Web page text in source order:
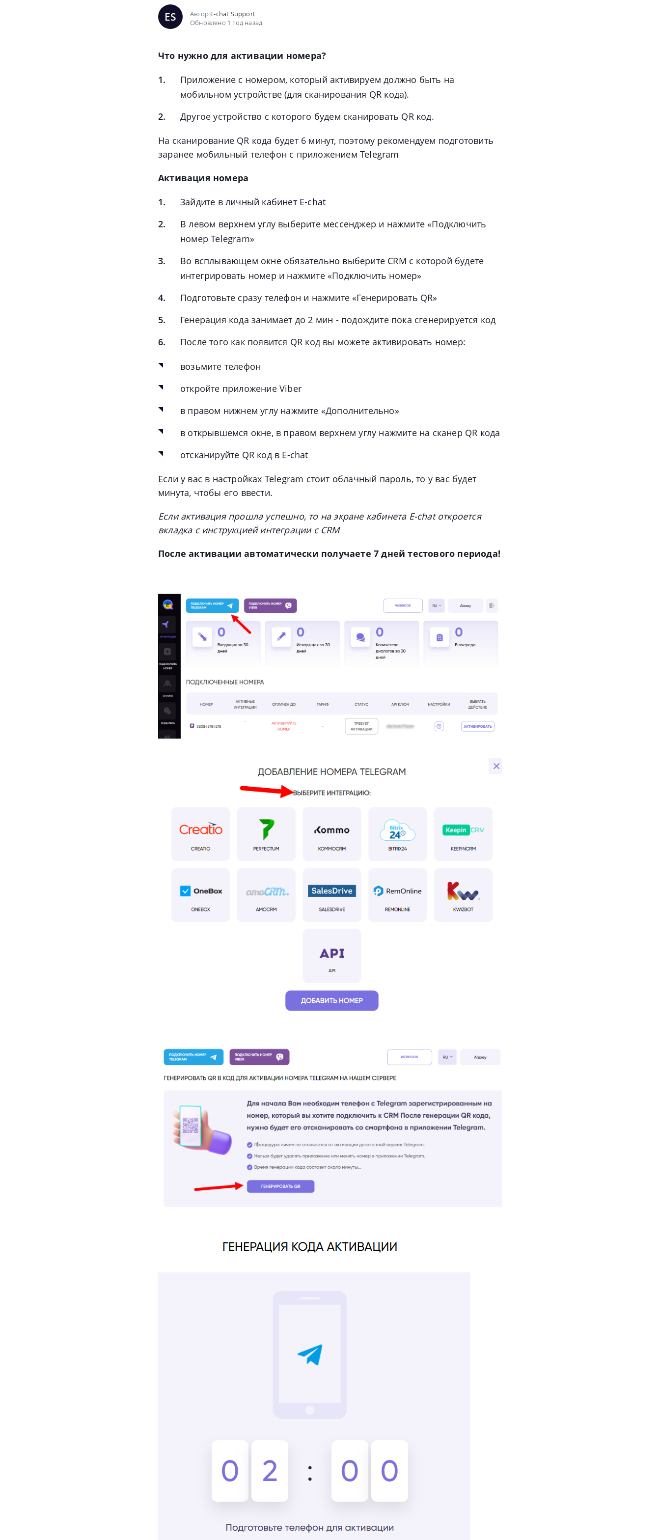
ES Автор E-chat Support
Обновлено 1 год назад
Что нужно для активации номера?
Приложение с номером, который активируем должно быть на
мобильном устройстве (для сканирования QR кода).
Другое устройство с которого будем сканировать QR код.
На сканирование QR кода будет 6 минут, поэтому рекомендуем подготовить
заранее мобильный телефон с приложением Telegram
Активация номера
Зайдите в личный кабинет E-chat
В левом верхнем углу выберите мессенджер и нажмите «Подключить
номер Telegram»
Во всплывающем окне обязательно выберите CRM с которой будете
интегрировать номер и нажмите «Подключить номер»
Подготовьте сразу телефон и нажмите «Генерировать QR»
Генерация кода занимает до 2 мин - подождите пока сгенерируется код
После того как появится QR код вы можете активировать номер:
возьмите телефон
откройте приложение Viber
в правом нижнем углу нажмите «Дополнительно»
в открывшемся окне, в правом верхнем углу нажмите на сканер QR кода
отсканируйте QR код в E-chat
Если у вас в настройках Telegram стоит облачный пароль, то у вас будет
минута, чтобы его ввести.
Если активация прошла успешно, то на экране кабинета E-chat откроется
вкладка с инструкцией интеграции с CRM
После активации автоматически получаете 7 дней тестового периода!